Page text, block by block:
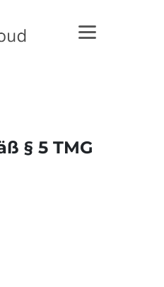
§ 5 TMG